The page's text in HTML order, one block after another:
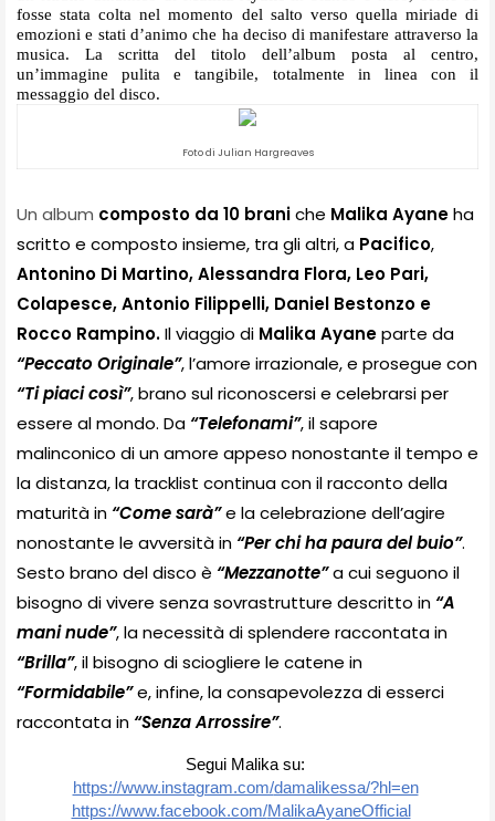
fosse stata colta nel momento del salto verso quella miriade di
emozioni e stati d’animo che ha deciso di manifestare attraverso la
musica. La scritta del titolo dell’album posta al centro,
un’immagine pulita e tangibile, totalmente in linea con il
messaggio del disco.
Foto di Julian Hargreaves
Un album composto da 10 brani che Malika Ayane ha
scritto e composto insieme, tra gli altri, a Pacifico
Antonino Di Martino, Alessandra Flora, Leo Pari,
Colapesce, Antonio Filippelli, Daniel Bestonzo e
Rocco Rampino. Il viaggio di Malika Ayane
“Peccato Originale”
“Ti piaci così”, brano sul riconoscersi e celebrarsi per
essere al mondo. Da “Telefonami”, il sapore
malinconico di un amore appeso nonostante il tempo e
la distanza, la tracklist continua con il racconto della
maturità in “Come sarà” e la celebrazione dell’agire
nonostante le avversità in “Per chi ha paura del buio”.
Sesto brano del disco è “Mezzanotte” a cui seguono il
bisogno di vivere senza sovrastrutture descritto in “A
mani nude”
“Brilla”
“Formidabile” e, infine, la consapevolezza di esserci
raccontata in “Senza Arrossire”.
Segui Malika su:
https://www.instagram.com/damalikessa/?hl=en
https://www.facebook.com/MalikaAyaneOfficial